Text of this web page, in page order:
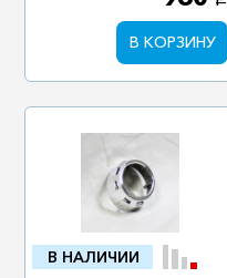
В КОРЗИНУ
В НАЛИЧИИ